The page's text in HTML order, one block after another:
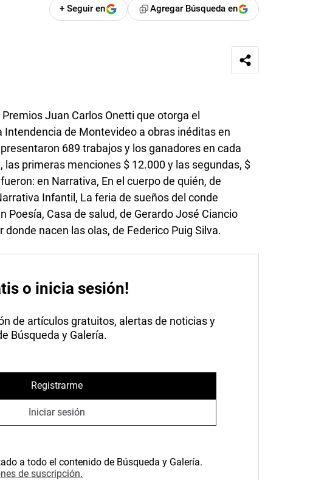
+ Seguir en Agregar Búsqueda en
Juan Carlos Onetti que otorga el
de Montevideo a obras inéditas en
689 trabajos y los ganadores en cada
primeras menciones $ 12.000 y las segundas, $
en Narrativa, En el cuerpo de quién, de
Infantil, La feria de sueños del conde
Poesía, Casa de salud, de Gerardo José Ciancio
donde nacen las olas, de Federico Puig Silva.
o inicia sesión!
de artículos gratuitos, alertas de noticias y
Búsqueda y Galería.
Registrarme
Iniciar sesión
a todo el contenido de Búsqueda y Galería.
de suscripción.